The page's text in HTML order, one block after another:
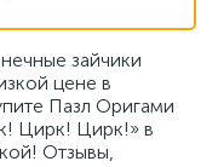
зайчики
цене в
Пазл Оригами
Цирк! Цирк!» в
Отзывы,